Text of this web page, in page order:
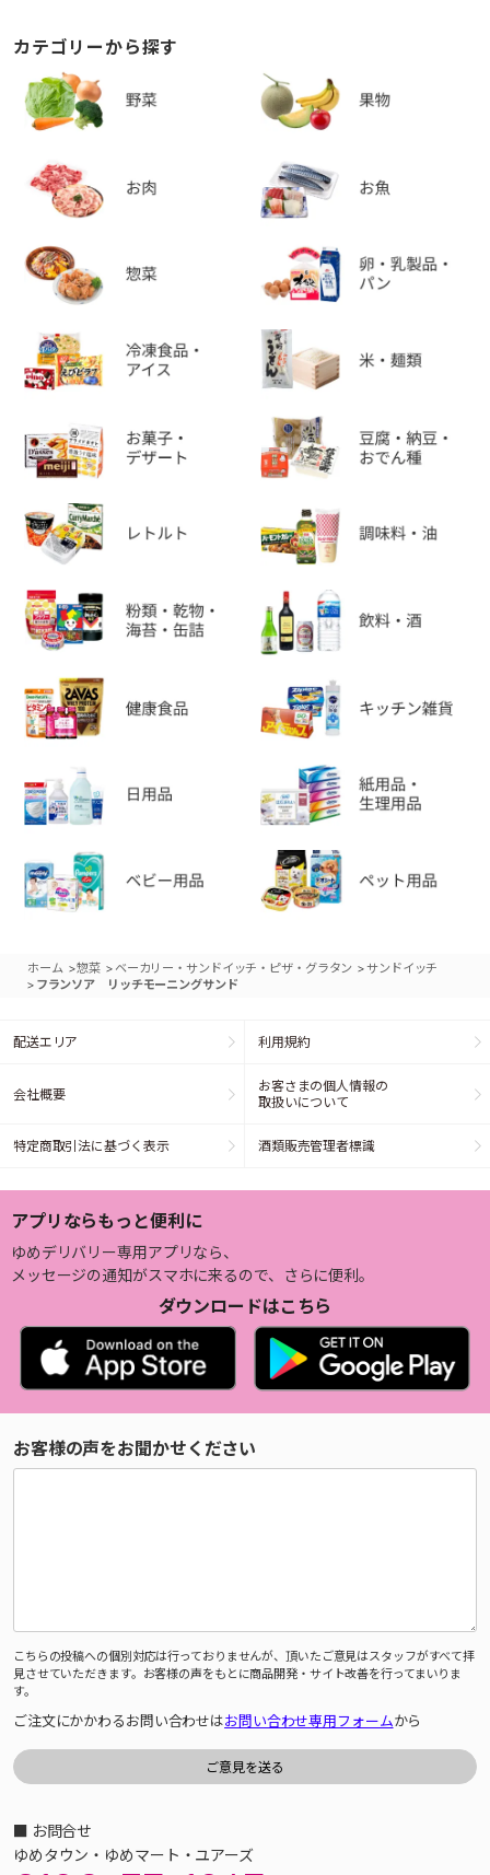
カテゴリーから探す
ホーム >惣菜 > ベーカリー・サンドイッチ・ピザ・グラタン >サンドイッチ
> フランソア リッチモーニングサンド
配送エリア 利用規約
会社概要
お客さまの個人情報の
取扱いについて
特定商取引法に基づく表示 酒類販売管理者標識
アプリならもっと便利に
ゆめデリバリー専用アプリなら、
メッセージの通知がスマホに来るので、さらに便利。
ダウンロードはこちら
お客様の声をお聞かせください
こちらの投稿への個別対応は行っておりませんが、頂いたご意見はスタッフがすべて拝
見させていただきます。お客様の声をもとに商品開発・サイト改善を行ってまいりま
す。
ご注文にかかわるお問い合わせはお問い合わせ専用フォームから
■ お問合せ
ゆめタウン・ゆめマート・ユアーズ